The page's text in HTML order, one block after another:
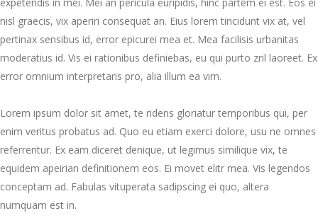
nisl graecis, vix aperiri consequat an. Eius lorem tincidunt vix at, vel
pertinax sensibus id, error epicurei mea et. Mea facilisis urbanitas
moderatius id. Vis ei rationibus definiebas, eu qui purto zril laoreet. Ex
error omnium interpretaris pro, alia illum ea vim.
Lorem ipsum dolor sit amet, te ridens gloriatur temporibus qui, per
enim veritus probatus ad. Quo eu etiam exerci dolore, usu ne omnes
referrentur. Ex eam diceret denique, ut legimus similique vix, te
equidem apeirian definitionem eos. Ei movet elitr mea. Vis legendos
conceptam ad. Fabulas vituperata sadipscing ei quo, altera
numquam est in.